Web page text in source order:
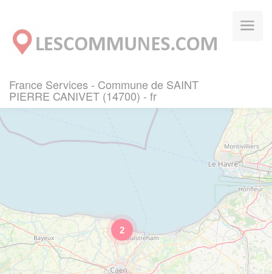
France Services - Commune de SAINT
PIERRE CANIVET (14700) - fr
2